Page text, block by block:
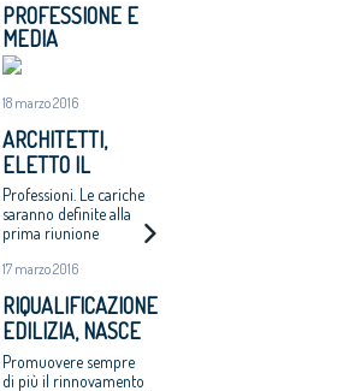
PROFESSIONE E
MEDIA
18 marzo 2016
ARCHITETTI,
ELETTO IL
CONSIGLIO
Professioni. Le cariche
saranno definite alla
prima riunione
17 marzo 2016
RIQUALIFICAZIONE
EDILIZIA, NASCE
E-LAB, PROMOSSO
DA ARCHITETTI E
Promuovere sempre
di più il rinnovamento